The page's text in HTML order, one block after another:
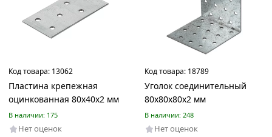
80
Толщина
2
мм
Код товара: 13062
Пластина крепежная
оцинкованная 80х40х2 мм
В наличии: 175
Нет оценок
Код товара: 18789
Уголок соединительный
80х80х80х2 мм
В наличии: 248
Нет оценок